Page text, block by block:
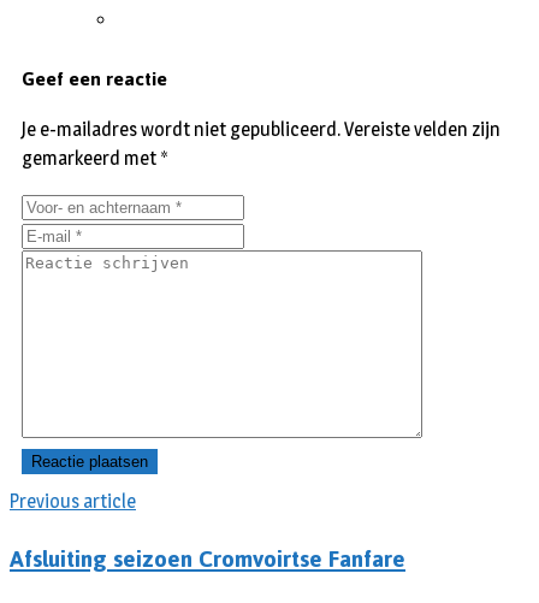
Previous article
Afsluiting seizoen Cromvoirtse Fanfare
Geef een reactie
Je e-mailadres wordt niet gepubliceerd.Vereiste velden zijn
gemarkeerd met *